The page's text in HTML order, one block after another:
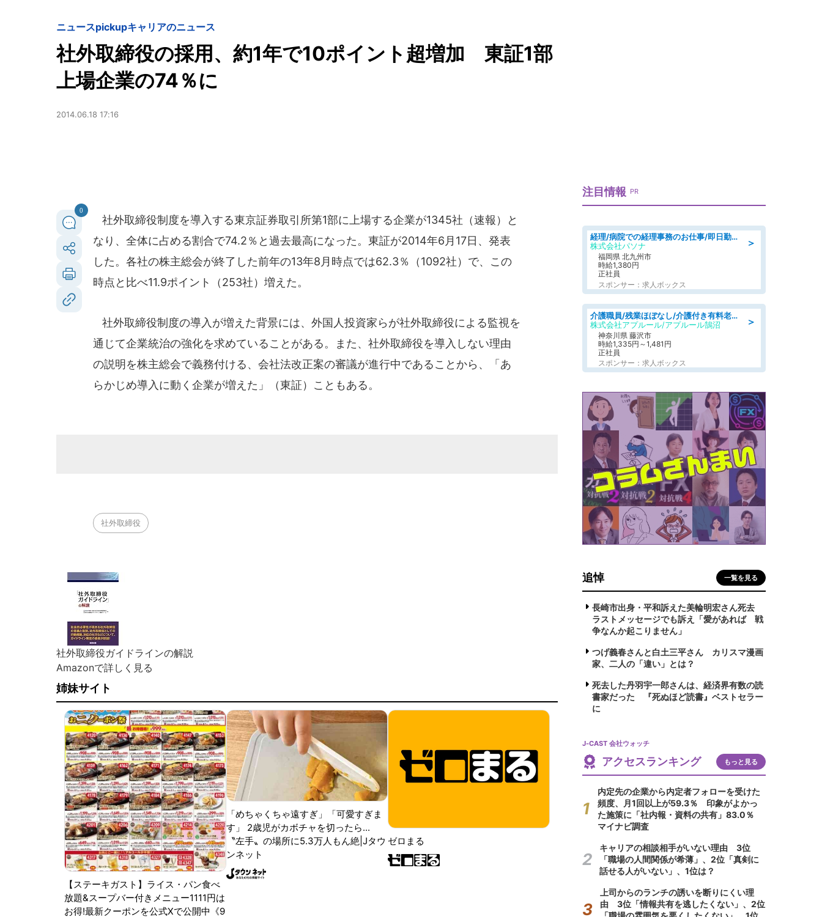
ニュースpickupキャリアのニュース
社外取締役の採用、約1年で10ポイント超増加 東証1部
上場企業の74％に
2014.06.18 17:16
0
社外取締役制度を導入する東京証券取引所第1部に上場する企業が1345社（速報）と
なり、全体に占める割合で74.2％と過去最高になった。東証が2014年6月17日、発表
した。各社の株主総会が終了した前年の13年8月時点では62.3％（1092社）で、この
時点と比べ11.9ポイント（253社）増えた。
社外取締役制度の導入が増えた背景には、外国人投資家らが社外取締役による監視を
通じて企業統治の強化を求めていることがある。また、社外取締役を導入しない理由
の説明を株主総会で義務付ける、会社法改正案の審議が進行中であることから、「あ
らかじめ導入に動く企業が増えた」（東証）こともある。
社外取締役
社外取締役ガイドラインの解説
Amazonで詳しく見る
姉妹サイト
【ステーキガスト】ライス・パン食べ
放題&スープバー付きメニュー1111円は
お得!最新クーポンを公式Xで公開中《9
「めちゃくちゃ遠すぎ」「可愛すぎま
す」 2歳児がカボチャを切ったら...
〝左手〟の場所に5.3万人もん絶|Jタウ
ンネット
ゼロまる
注目情報 PR
＞
経理/病院での経理事務のお仕事/即日勤務可/車通勤可/経理/一般事務
株式会社パソナ
福岡県 北九州市
時給1,380円
正社員
スポンサー：求人ボックス
＞
介護職員/残業ほぼなし/介護付き有料老人ホームの介護士/夜勤専従
株式会社アプルール/アプルール鵠沼
神奈川県 藤沢市
時給1,335円～1,481円
正社員
スポンサー：求人ボックス
追悼 一覧を見る
長崎市出身・平和訴えた美輪明宏さん死去
ラストメッセージでも訴え「愛があれば 戦
争なんか起こりません」
つげ義春さんと白土三平さん カリスマ漫画
家、二人の「違い」とは？
死去した丹羽宇一郎さんは、経済界有数の読
書家だった 『死ぬほど読書』ベストセラー
に
J-CAST 会社ウォッチ
アクセスランキング もっと見る
内定先の企業から内定者フォローを受けた
頻度、月1回以上が59.3％ 印象がよかっ
た施策に「社内報・資料の共有」83.0％
マイナビ調査
キャリアの相談相手がいない理由 3位
「職場の人間関係が希薄」、2位「真剣に
話せる人がいない」、1位は？
上司からのランチの誘いを断りにくい理
由 3位「情報共有を逃したくない」、2位